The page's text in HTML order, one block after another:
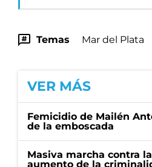
Temas Mar del Plata
VER MÁS
Femicidio de Mailén
de la emboscada
Masiva marcha contra
aumento de la